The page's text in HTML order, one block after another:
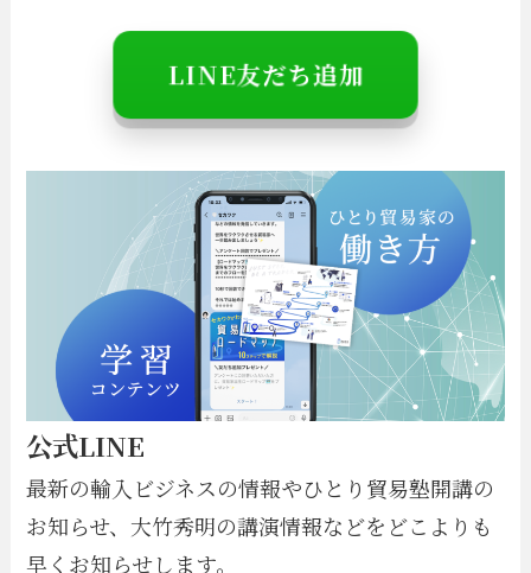
LINE友だち追加
公式LINE
最新の輸入ビジネスの情報やひとり貿易塾開講の
お知らせ、大竹秀明の講演情報などをどこよりも
早くお知らせします。